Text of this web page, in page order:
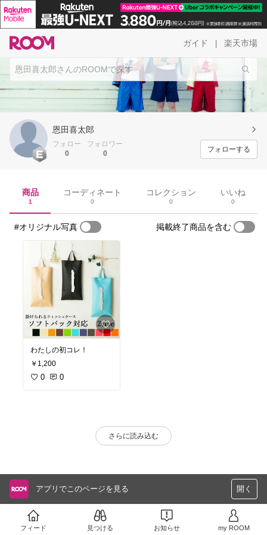
ガイド 楽天市場
恩田喜太郎
フォロー
0
フォロワー
0
フォローする
商品
1
コーディネート
0
コレクション
0
いいね
0
#オリジナル写真 掲載終了商品を含む
わたしの初コレ！
￥1,200
0 0
さらに読み込む
アプリでこのページを見る 開く
フィード 見つける お知らせ my ROOM